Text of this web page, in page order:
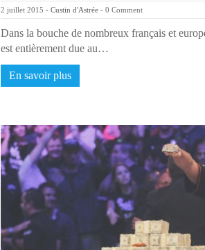
2 juillet 2015 - Custin d'Astrée - 0 Comment
Dans la bouche de nombreux français et
est entièrement due au…
En savoir plus